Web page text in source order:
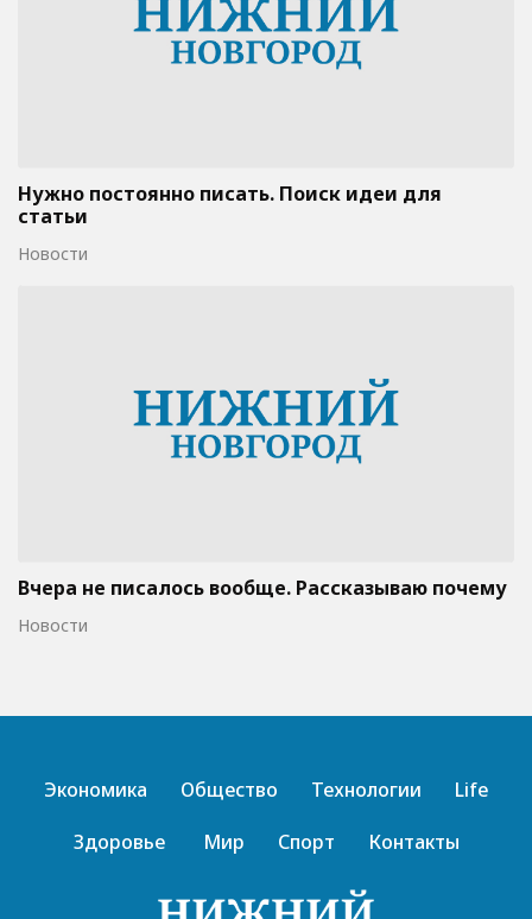
Нужно постоянно писать. Поиск идеи для
статьи
Новости
Вчера не писалось вообще. Рассказываю почему
Новости
Экономика Общество Технологии
Life
Здоровье
Мир Спорт Контакты